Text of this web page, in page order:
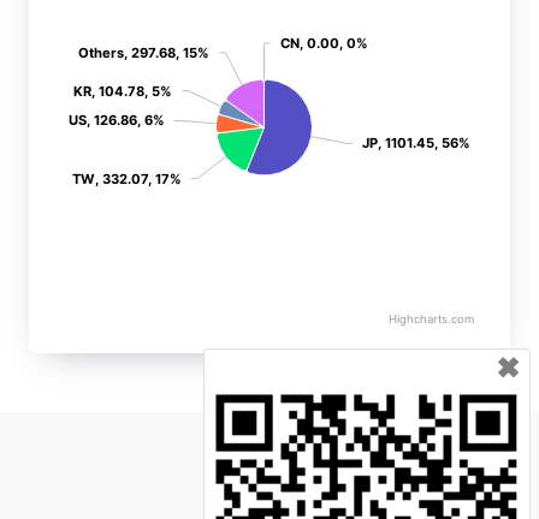
✖
CN, 0.00, 0%
CN, 0.00, 0%
JP, 1101.45, 56%
JP, 1101.45, 56%
TW, 332.07, 17%
TW, 332.07, 17%
US, 126.86, 6%
US, 126.86, 6%
KR, 104.78, 5%
KR, 104.78, 5%
Others, 297.68, 15%
Others, 297.68, 15%
Highcharts.com